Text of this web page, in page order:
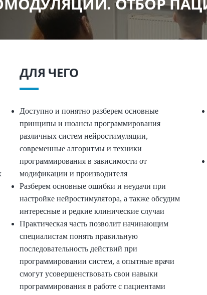
ДЛЯ ЧЕГО
Доступно и понятно разберем основные
принципы и нюансы программирования
различных систем нейростимуляции,
современные алгоритмы и техники
программирования в зависимости от
модификации и производителя
Разберем основные ошибки и неудачи при
настройке нейростимулятора, а также обсудим
интересные и редкие клинические случаи
Практическая часть позволит начинающим
специалистам понять правильную
последовательность действий при
программировании систем, а опытные врачи
смогут усовершенствовать свои навыки
программирования в работе с пациентами